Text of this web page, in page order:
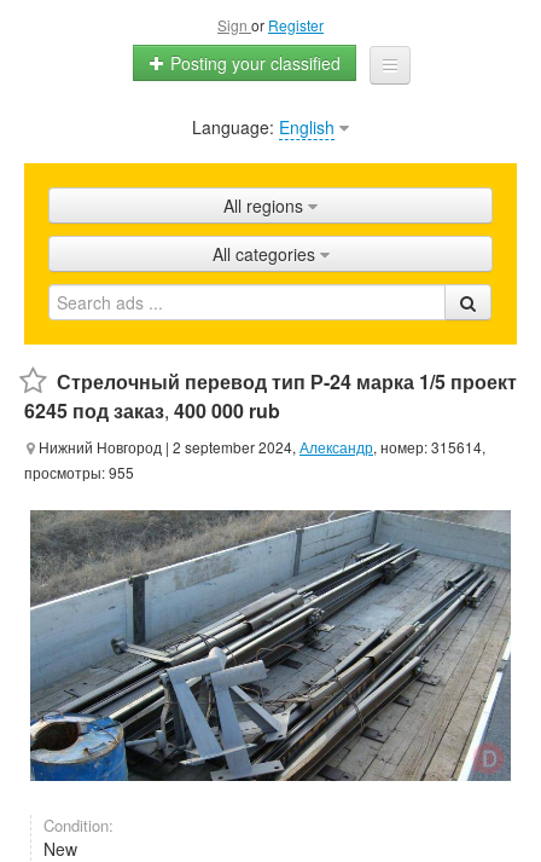
Sign or Register
Posting your classified
Home
Shops
Promotion
FAQ
Blog
Language: English
All regions
All categories
Стрелочный перевод тип Р-24 марка 1/5 проект
6245 под заказ, 400 000 rub
Нижний Новгород | 2 september 2024, Александр, номер: 315614,
просмотры: 955
Condition:
New